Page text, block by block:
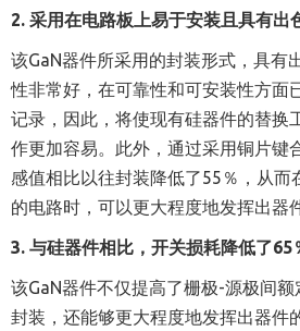
2. 采用在电路板上易于安装且具有出
该GaN器件所采用的封装形式，具有
性非常好，在可靠性和可安装性方面
记录，因此，将使现有硅器件的替换
作更加容易。此外，通过采用铜片键
感值相比以往封装降低了55 ％，从而
的电路时，可以更大程度地发挥出器
3. 与硅器件相比，开关损耗降低了65
该GaN器件不仅提高了栅极-源极间额
封装，还能够更大程度地发挥出器件